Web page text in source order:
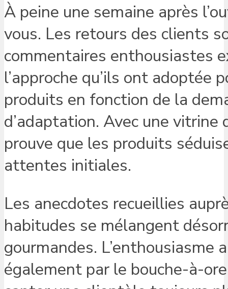
À peine une semaine après
vous. Les retours des clients
commentaires enthousiastes
l’approche qu’ils ont adoptée
produits en fonction de la
d’adaptation. Avec une vitrine
prouve que les produits
attentes initiales.
Les anecdotes recueillies
habitudes se mélangent
gourmandes. L’enthousiasme
également par le bouche-à-